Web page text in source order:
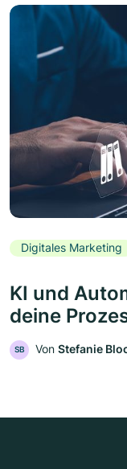
Digitales Marketing
KI und
deine
SB Von Stefanie